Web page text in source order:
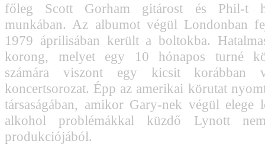
főleg Scott Gorham gitárost és Phil-t
munkában. Az albumot végül Londonban
1979 áprilisában került a boltokba.
korong, melyet egy 10 hónapos turné
számára viszont egy kicsit korábban
koncertsorozat. Épp az amerikai körutat
társaságában, amikor Gary-nek végül elege
alkohol problémákkal küzdő Lynott
produkciójából.